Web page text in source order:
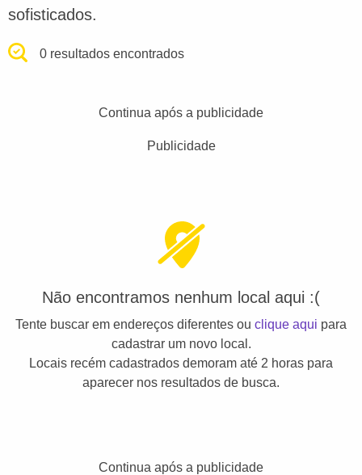
sofisticados.
0 resultados encontrados
Continua após a publicidade
Publicidade
Não encontramos nenhum local aqui :(
Tente buscar em endereços diferentes ou clique aqui para
cadastrar um novo local.
Locais recém cadastrados demoram até 2 horas para
aparecer nos resultados de busca.
Continua após a publicidade